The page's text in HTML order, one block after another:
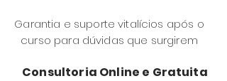
Garantia e suporte vitalícios após o
curso para dúvidas que surgirem
Consultoria Online e Gratuita